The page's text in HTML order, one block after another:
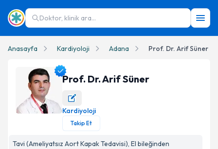
Doktor, klinik ara...
Anasayfa Kardiyoloji Adana Prof. Dr. Arif Süner
Prof. Dr. Arif Süner Profil Fotoğrafı
Prof. Dr. Arif Süner
Kardiyoloji
Takip Et
Tavi (Ameliyatsız Aort Kapak Tedavisi), El bileğinden